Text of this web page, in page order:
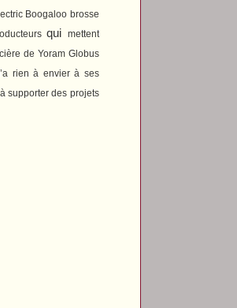
Boogaloo brosse
qui mettent
de Yoram Globus
rien à envier à ses
supporter des projets